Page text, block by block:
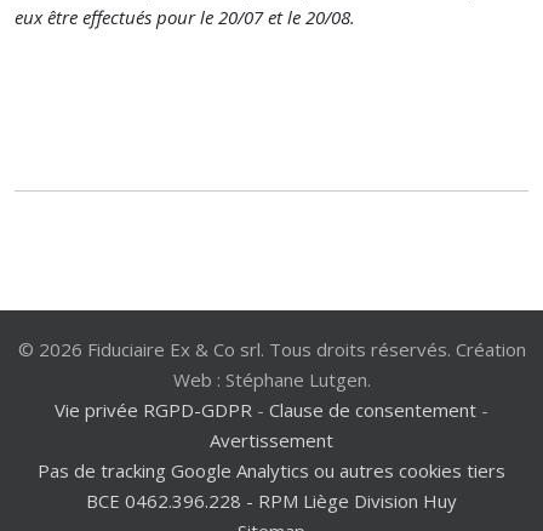
eux être effectués pour le 20/07 et le 20/08.
© 2026 Fiduciaire Ex & Co srl. Tous droits réservés. Création
Web : Stéphane Lutgen.
Vie privée RGPD-GDPR - Clause de consentement -
Avertissement
Pas de tracking Google Analytics ou autres cookies tiers
BCE 0462.396.228 - RPM Liège Division Huy